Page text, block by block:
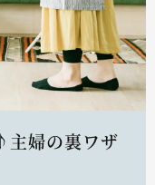
主婦の裏ワザ